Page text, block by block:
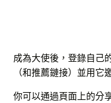
成為大使後，登錄自己
（和推薦鏈接）並用它
你可以通過頁面上的分